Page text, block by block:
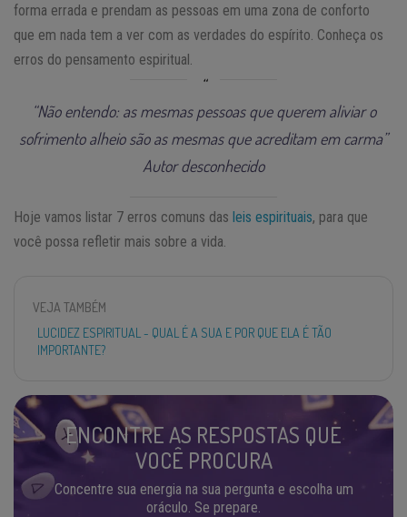
forma errada e prendam as pessoas em uma zona de conforto
que em nada tem a ver com as verdades do espírito. Conheça os
erros do pensamento espiritual.
“Não entendo: as mesmas pessoas que querem aliviar o
sofrimento alheio são as mesmas que acreditam em carma”
Autor desconhecido
Hoje vamos listar 7 erros comuns das leis espirituais, para que
você possa refletir mais sobre a vida.
VEJA TAMBÉM
LUCIDEZ ESPIRITUAL - QUAL É A SUA E POR QUE ELA É TÃO
IMPORTANTE?
ENCONTRE AS RESPOSTAS QUE
VOCÊ PROCURA
Concentre sua energia na sua pergunta e escolha um
oráculo. Se prepare.